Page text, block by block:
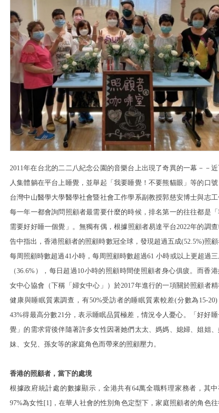
2011年在台北的二二八紀念公園的音樂台上出現了奇異的一幕－－
人集體躺在平台上睡覺，並舉起「我要睡覺！不要熊貓眼」等的口
台灣中山醫學大學醫學社會暨社會工作學系副教授郭慈安博士與志
每一年一都會詢問照顧者最需要什麼的時候，排名第一的往往都是
需要好好睡一個覺」。無獨有偶，根據照顧者易達平台2022年的調
告中指出，香港照顧者的照顧時數冠全球，發現超過五成(52.5%)照
每周照顧時數超過41小時，每周照顧時數超過61 小時或以上更超過
（36.6%），每日超過10小時的照顧時間使照顧者身心俱疲。而香
女中心協會（下稱「婦女中心」）於2017年進行的一項關於照顧者
健康與睡眠質素調查，有50%受訪者的睡眠質素較差(分數為15-20)
43%得最高分數21分，表示睡眠品質極差，情況令人憂心。「好好
覺」的需求背後伴隨著許多女性因著她們太太、媽媽、媳婦、姐姐
妹、女兒、孫女等的家庭角色而帶來的照顧壓力。
香港的照顧者，當下的處境
根據政府統計處的數據顯示，全港共有64萬全職料理家務者，其中
97%為女性[1]，在華人社會的性別角色定型下，家庭照顧者的角色